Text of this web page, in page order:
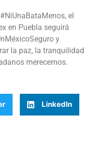
el
en Puebla seguirá
y
la paz, la tranquilidad
merecemos.
LinkedIn